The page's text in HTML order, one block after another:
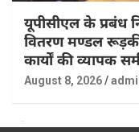
यूपीसीएल के प्रबंध
वितरण मण्डल
कार्यों की व्यापक
August 8, 2026